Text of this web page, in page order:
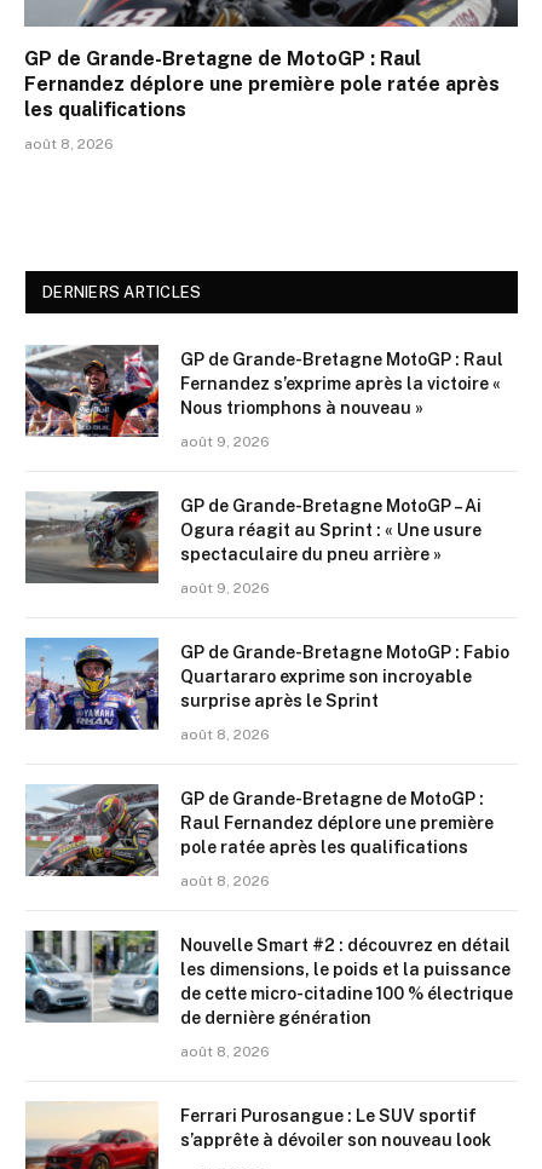
GP de Grande-Bretagne de MotoGP : Raul
Fernandez déplore une première pole ratée après
les qualifications
août 8, 2026
DERNIERS ARTICLES
GP de Grande-Bretagne MotoGP : Raul
Fernandez s’exprime après la victoire «
Nous triomphons à nouveau »
août 9, 2026
GP de Grande-Bretagne MotoGP – Ai
Ogura réagit au Sprint : « Une usure
spectaculaire du pneu arrière »
août 9, 2026
GP de Grande-Bretagne MotoGP : Fabio
Quartararo exprime son incroyable
surprise après le Sprint
août 8, 2026
GP de Grande-Bretagne de MotoGP :
Raul Fernandez déplore une première
pole ratée après les qualifications
août 8, 2026
Nouvelle Smart #2 : découvrez en détail
les dimensions, le poids et la puissance
de cette micro-citadine 100 % électrique
de dernière génération
août 8, 2026
Ferrari Purosangue : Le SUV sportif
s’apprête à dévoiler son nouveau look